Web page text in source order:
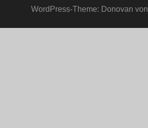
WordPress-Theme: Donovan